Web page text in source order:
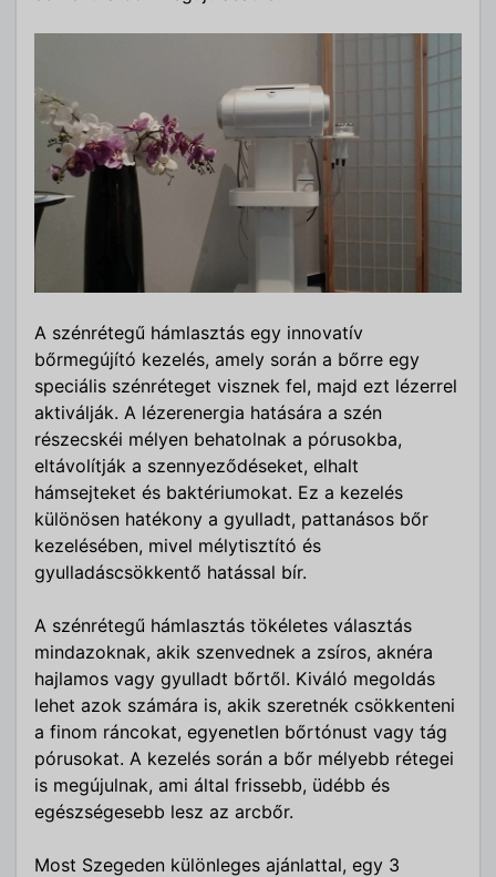
A szénrétegű hámlasztás egy innovatív
bőrmegújító kezelés, amely során a bőrre egy
speciális szénréteget visznek fel, majd ezt lézerrel
aktiválják. A lézerenergia hatására a szén
részecskéi mélyen behatolnak a pórusokba,
eltávolítják a szennyeződéseket, elhalt
hámsejteket és baktériumokat. Ez a kezelés
különösen hatékony a gyulladt, pattanásos bőr
kezelésében, mivel mélytisztító és
gyulladáscsökkentő hatással bír.
A szénrétegű hámlasztás tökéletes választás
mindazoknak, akik szenvednek a zsíros, aknéra
hajlamos vagy gyulladt bőrtől. Kiváló megoldás
lehet azok számára is, akik szeretnék csökkenteni
a finom ráncokat, egyenetlen bőrtónust vagy tág
pórusokat. A kezelés során a bőr mélyebb rétegei
is megújulnak, ami által frissebb, üdébb és
egészségesebb lesz az arcbőr.
Most Szegeden különleges ajánlattal, egy 3